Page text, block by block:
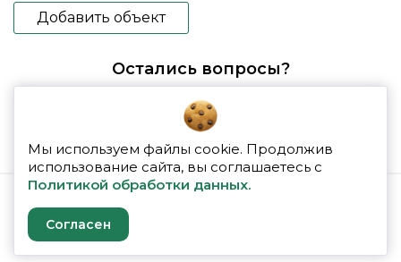
Добавить объект
Остались вопросы?
booking@glampspace.ru
Политика конфиденциальности
Мы используем файлы cookie. Продолжив
использование сайта, вы соглашаетесь с
Политикой обработки данных.
Согласен